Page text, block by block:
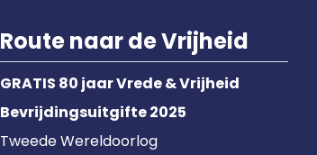
Route naar de Vrijheid
GRATIS 80 jaar Vrede & Vrijheid
Bevrijdingsuitgifte 2025
Tweede Wereldoorlog